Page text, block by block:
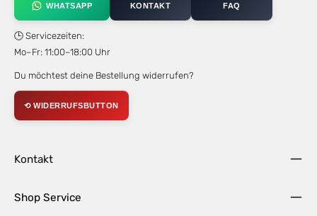
WHATSAPP KONTAKT FAQ
🕒 Servicezeiten:
Mo–Fr: 11:00–18:00 Uhr
Du möchtest deine Bestellung widerrufen?
⟲ WIDERRUFSBUTTON
Kontakt
Shop Service